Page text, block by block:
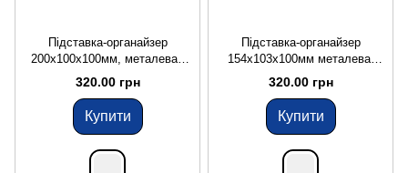
Підставка-органайзер
200x100x100мм, металева ,
срібна Buromax (BM.6247-24)
320.00 грн
Купити
Підставка-органайзер
154x103x100мм металева,
срібна Buromax (BM.6246-24)
320.00 грн
Купити